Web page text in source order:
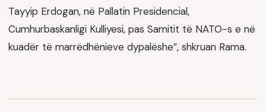
Tayyip Erdogan, në Pallatin Presidencial,
Cumhurbaskanligi Kulliyesi, pas Samitit të NATO-s e në
kuadër të marrëdhënieve dypalëshe”, shkruan Rama.